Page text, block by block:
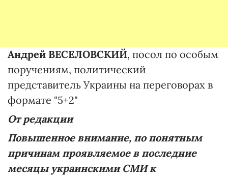
Андрей ВЕСЕЛОВСКИЙ, посол по особым
поручениям, политический
представитель Украины на переговорах в
формате "5+2"
От редакции
Повышенное внимание, по понятным
причинам проявляемое в последние
месяцы украинскими СМИ к